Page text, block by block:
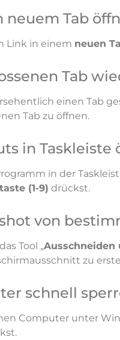
neuem Tab
Link in einem neuen
Tab
einen Tab
Tab zu öffnen.
in Taskleiste
in der
(1-9) drückst.
von
Tool „Ausschneiden
zu
schnell
Computer unter